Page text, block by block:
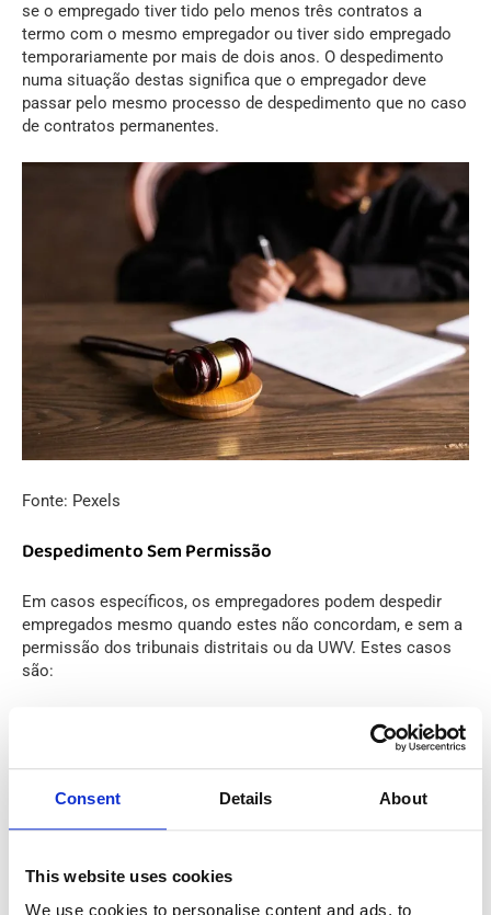
Consent Details About
This website uses cookies
We use cookies to personalise content and ads, to
se o empregado tiver tido pelo menos três contratos a
termo com o mesmo empregador ou tiver sido empregado
temporariamente por mais de dois anos. O despedimento
numa situação destas significa que o empregador deve
passar pelo mesmo processo de despedimento que no caso
de contratos permanentes.
Fonte: Pexels
Despedimento Sem Permissão
Em casos específicos, os empregadores podem despedir
empregados mesmo quando estes não concordam, e sem a
permissão dos tribunais distritais ou da UWV. Estes casos
são:
Quando o empregado atingiu a idade de reforma.
Se o empregado trabalhar numa posição onde não
são necessárias permissões de despedimento
(categorias específicas de trabalhadores
domésticos).